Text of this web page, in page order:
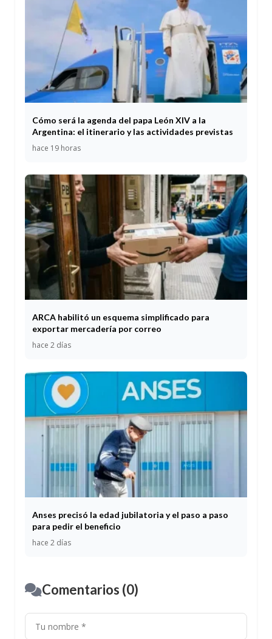
Cómo será la agenda del papa León XIV a la
Argentina: el itinerario y las actividades previstas
hace 19 horas
ARCA habilitó un esquema simplificado para
exportar mercadería por correo
hace 2 días
Anses precisó la edad jubilatoria y el paso a paso
para pedir el beneficio
hace 2 días
Comentarios (0)